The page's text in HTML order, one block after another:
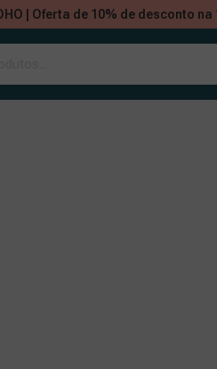
| Oferta de 10% de desconto